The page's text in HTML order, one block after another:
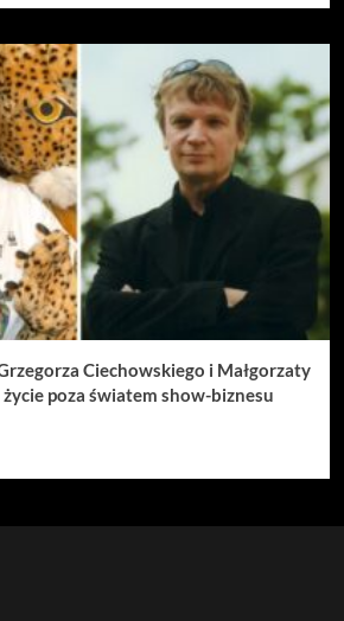
Ciechowskiego i Małgorzaty
poza światem show-biznesu